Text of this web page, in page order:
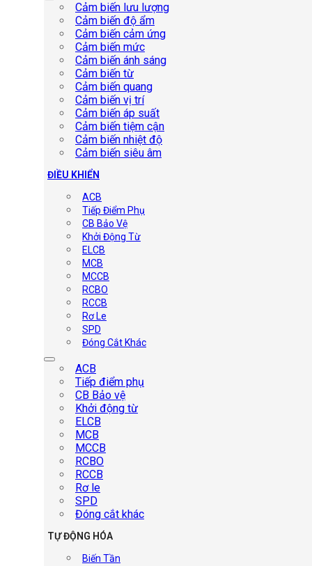
Cảm biến lưu lượng
Cảm biến độ ẩm
Cảm biến cảm ứng
Cảm biến mức
Cảm biến ánh sáng
Cảm biến từ
Cảm biến quang
Cảm biến vị trí
Cảm biến áp suất
Cảm biến tiệm cận
Cảm biến nhiệt độ
Cảm biến siêu âm
ĐIỀU KHIỂN
ACB
Tiếp Điểm Phụ
CB Bảo Vệ
Khởi Động Từ
ELCB
MCB
MCCB
RCBO
RCCB
Rơ Le
SPD
Đóng Cắt Khác
ACB
Tiếp điểm phụ
CB Bảo vệ
Khởi động từ
ELCB
MCB
MCCB
RCBO
RCCB
Rơ le
SPD
Đóng cắt khác
TỰ ĐỘNG HÓA
Biến Tần